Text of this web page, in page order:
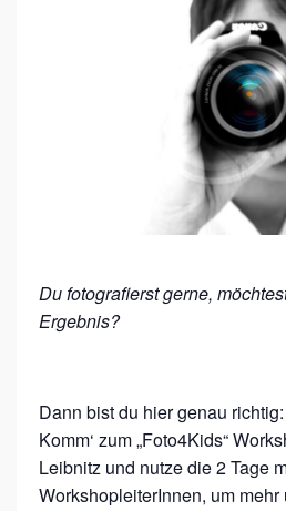
Du fotografierst gerne,
Ergebnis?
Dann bist du hier genau richtig:
Komm‘ zum „Foto4Kids“
Leibnitz und nutze die 2 Tage
WorkshopleiterInnen, um mehr